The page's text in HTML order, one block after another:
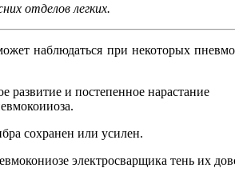
отделов легких.
наблюдаться при некоторых
развитие и постепенное нарастание
сохранен или усилен.
электросварщика тень их